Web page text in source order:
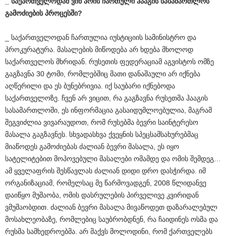
გამოძიების პროცესში?
_ საქართველოდან ჩართულია იუსტიციის სამინისტრო და
პროკურატურა. მასალების მიწოდება არ ხდება მხოლოდ
საქართველოს მხრიდან. რუსეთის ფედერაციამ აგვისტოს ომზე
გაგზავნა 30 ტომი, რომლებშიც მათი დანაშაული არ იქნება
აღწერილი და ეს ბუნებრივია. იქ საუბარი იქნებოდა
საქართველოზე. ჩვენ არ ვიცით, რა გაგზავნა რუსეთმა ჰააგის
სასამართლოში, ეს ინფორმაცია გასაიდუმლოებულია, მაგრამ
შეგვიძლია ვივარაუდოთ, რომ რუსებმა ბევრი საინტერესო
მასალა გაგზავნეს. სხვადასხვა ქვეყნის სპეცსამსახურებმაც
მიაწოდეს გამოძიებას ძალიან ბევრი მასალა, ეს იყო
სატელიტებით მოპოვებული მასალები ომამდე და ომის შემდეგ…
ამ ყველაფრის შესწავლას ძალიან დიდი დრო დასჭირდა. იმ
ორგანიზაციამ, რომელსაც მე წარმოვადგენ, 2008 წლიდანვე
დაიწყო მუშაობა, ომის დასრულების პირველივე კვირიდან
ვმუშაობდით. ძალიან ბევრი მასალა მივაწოდეთ დაზარალებულ
მოსახლეობაზე, რომლებიც საუბრობდნენ, რა ჩაიდინეს ოსმა და
რუსმა სამხედროებმა. არ მაქვს მოლოდინი, რომ ქართველებს